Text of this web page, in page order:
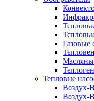
Газовые
Тепловые
Воздух-
Воздух-